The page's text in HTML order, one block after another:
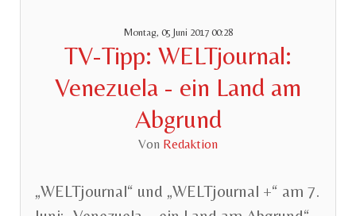
Montag, 05 Juni 2017 00:28
TV-Tipp: WELTjournal:
Venezuela - ein Land am
Abgrund
Von Redaktion
„WELTjournal“ und „WELTjournal +“ am 7.